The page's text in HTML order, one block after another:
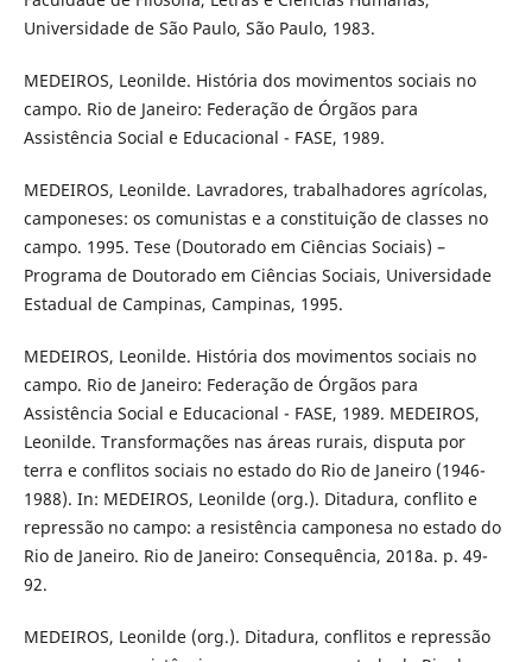
Universidade de São Paulo, São Paulo, 1983.
MEDEIROS, Leonilde. História dos movimentos sociais no
campo. Rio de Janeiro: Federação de Órgãos para
Assistência Social e Educacional - FASE, 1989.
MEDEIROS, Leonilde. Lavradores, trabalhadores agrícolas,
camponeses: os comunistas e a constituição de classes no
campo. 1995. Tese (Doutorado em Ciências Sociais) –
Programa de Doutorado em Ciências Sociais, Universidade
Estadual de Campinas, Campinas, 1995.
MEDEIROS, Leonilde. História dos movimentos sociais no
campo. Rio de Janeiro: Federação de Órgãos para
Assistência Social e Educacional - FASE, 1989. MEDEIROS,
Leonilde. Transformações nas áreas rurais, disputa por
terra e conflitos sociais no estado do Rio de Janeiro (1946-
1988). In: MEDEIROS, Leonilde (org.). Ditadura, conflito e
repressão no campo: a resistência camponesa no estado do
Rio de Janeiro. Rio de Janeiro: Consequência, 2018a. p. 49-
92.
MEDEIROS, Leonilde (org.). Ditadura, conflitos e repressão